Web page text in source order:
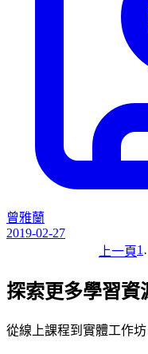
曾雅蘭
2019-02-27
上一頁1
探索更多學習資
從線上課程到實體工作